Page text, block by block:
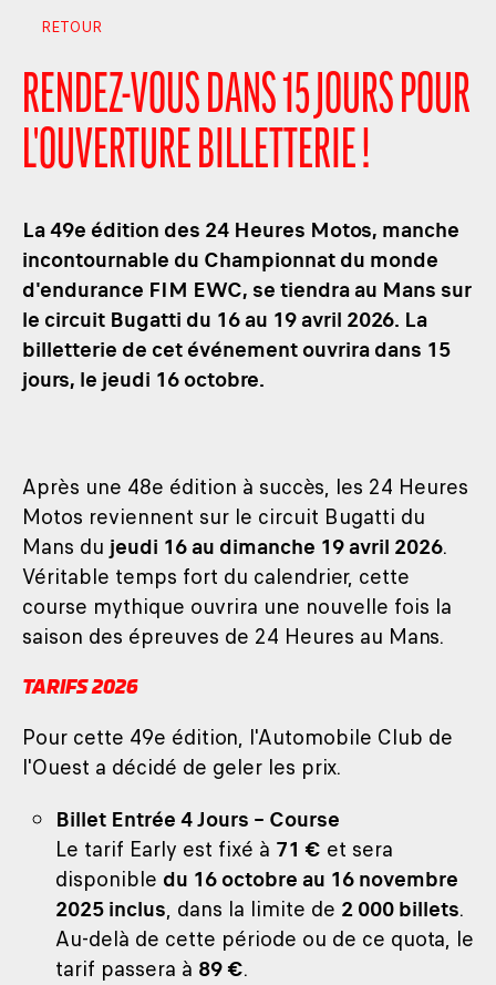
RETOUR
RENDEZ-VOUS DANS 15 JOURS POUR
L'OUVERTURE BILLETTERIE !
La 49e édition des 24 Heures Motos, manche
incontournable du Championnat du monde
d'endurance FIM EWC, se tiendra au Mans sur
le circuit Bugatti du 16 au 19 avril 2026. La
billetterie de cet événement ouvrira dans 15
jours, le jeudi 16 octobre.
Après une 48e édition à succès, les 24 Heures
Motos reviennent sur le circuit Bugatti du
Mans du jeudi 16 au dimanche 19 avril 2026.
Véritable temps fort du calendrier, cette
course mythique ouvrira une nouvelle fois la
saison des épreuves de 24 Heures au Mans.
TARIFS 2026
Pour cette 49e édition, l'Automobile Club de
l'Ouest a décidé de geler les prix.
Billet Entrée 4 Jours – Course
Le tarif Early est fixé à 71 € et sera
disponible du 16 octobre au 16 novembre
2025 inclus, dans la limite de 2 000 billets.
Au-delà de cette période ou de ce quota, le
tarif passera à 89 €.